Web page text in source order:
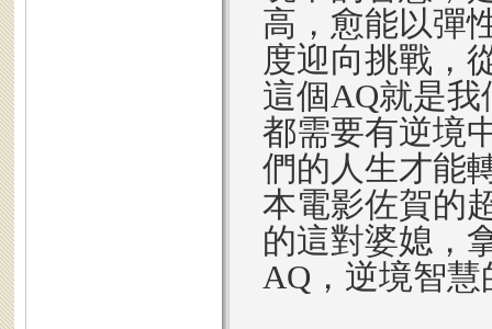
高，愈能以彈
度迎向挑戰，
這個AQ就是
都需要有逆境
們的人生才能
本電影佐賀的
的這對婆媳，
AQ，逆境智慧